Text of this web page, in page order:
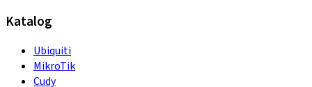
Katalog
Ubiquiti
MikroTik
Cudy